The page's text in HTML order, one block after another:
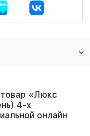
товар «Люкс
4-х
онлайн